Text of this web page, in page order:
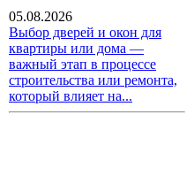
05.08.2026
Выбор дверей и окон для
квартиры или дома —
важный этап в процессе
строительства или ремонта,
который влияет на...